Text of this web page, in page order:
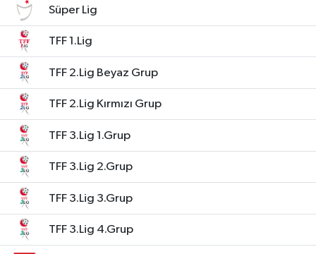
Süper Lig
TFF 1.Lig
TFF 2.Lig Beyaz Grup
TFF 2.Lig Kırmızı Grup
TFF 3.Lig 1.Grup
TFF 3.Lig 2.Grup
TFF 3.Lig 3.Grup
TFF 3.Lig 4.Grup
Haber Arşivi